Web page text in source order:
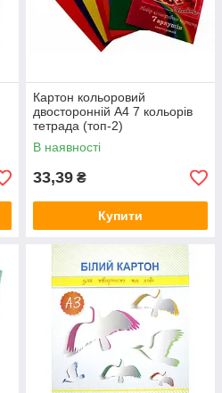
Картон кольоровий
двосторонній А4 7 кольорів
тетрада (топ-2)
В наявності
33,39 ₴
Купити